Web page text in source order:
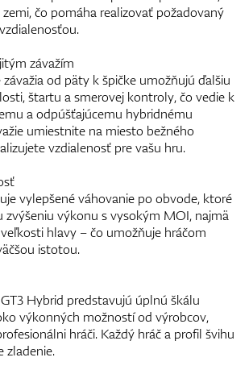
čo pomáha realizovať požadovaný
závažím
od päty k špičke umožňujú ďalšiu
štartu a smerovej kontroly, čo vedie k
a odpúšťajúcemu hybridnému
umiestnite na miesto bežného
vzdialenosť pre vašu hru.
vylepšené váhovanie po obvode, ktoré
zvýšeniu výkonu s vysokým MOI, najmä
hlavy – čo umožňuje hráčom
istotou.
Hybrid predstavujú úplnú škálu
výkonných možností od výrobcov,
hráči. Každý hráč a profil švihu
zladenie.